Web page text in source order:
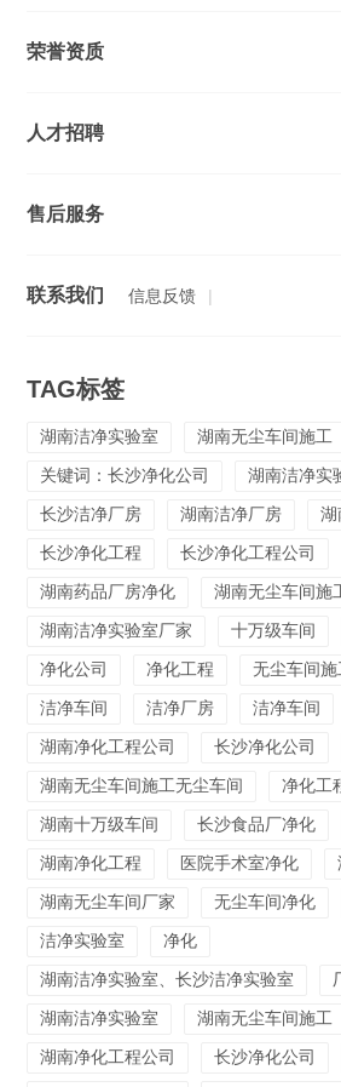
荣誉资质
人才招聘
售后服务
联系我们 信息反馈 |
TAG标签
湖南洁净实验室
湖南无尘车间施工
关键词：长沙净化公司
湖南洁净实
长沙洁净厂房
湖南洁净厂房
湖
长沙净化工程
长沙净化工程公司
湖南药品厂房净化
湖南无尘车间施
湖南洁净实验室厂家
十万级车间
净化公司
净化工程 无尘车间施
洁净车间
洁净厂房
洁净车间
湖南净化工程公司
长沙净化公司
湖南无尘车间施工无尘车间
净化工
湖南十万级车间
长沙食品厂净化
湖南净化工程
医院手术室净化
湖南无尘车间厂家
无尘车间净化
洁净实验室
净化
湖南洁净实验室、长沙洁净实验室
湖南洁净实验室
湖南无尘车间施工
湖南净化工程公司
长沙净化公司